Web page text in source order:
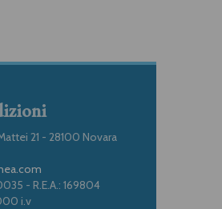
21 - 28100 Novara
- R.E.A.: 169804
i.v